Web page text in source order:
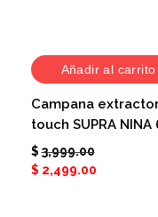
Añadir al carrito
Campana
touch SUPRA NINA
$ 3,999.00
$ 2,499.00